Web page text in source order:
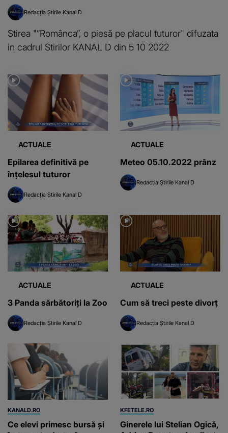
Redacția Știrile Kanal D
Stirea "”Românca”, o piesă pe placul tuturor" difuzata
in cadrul Stirilor KANAL D din 5 10 2022
ACTUALE
Epilarea definitivă pe
înțelesul tuturor
Redacția Știrile Kanal D
ACTUALE
Meteo 05.10.2022 prânz
Redacția Știrile Kanal D
ACTUALE
3 Panda sărbătoriți la Zoo
Redacția Știrile Kanal D
ACTUALE
Cum să treci peste divorț
Redacția Știrile Kanal D
KANALD.RO
Ce elevi primesc bursă și
KFETELE.RO
Ginerele lui Stelian Ogică,